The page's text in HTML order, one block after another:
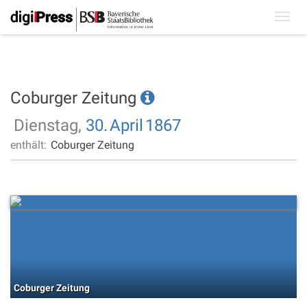
Coburger Zeitung
Dienstag, 30.April 1867
enthält: Coburger Zeitung
Coburger Zeitung